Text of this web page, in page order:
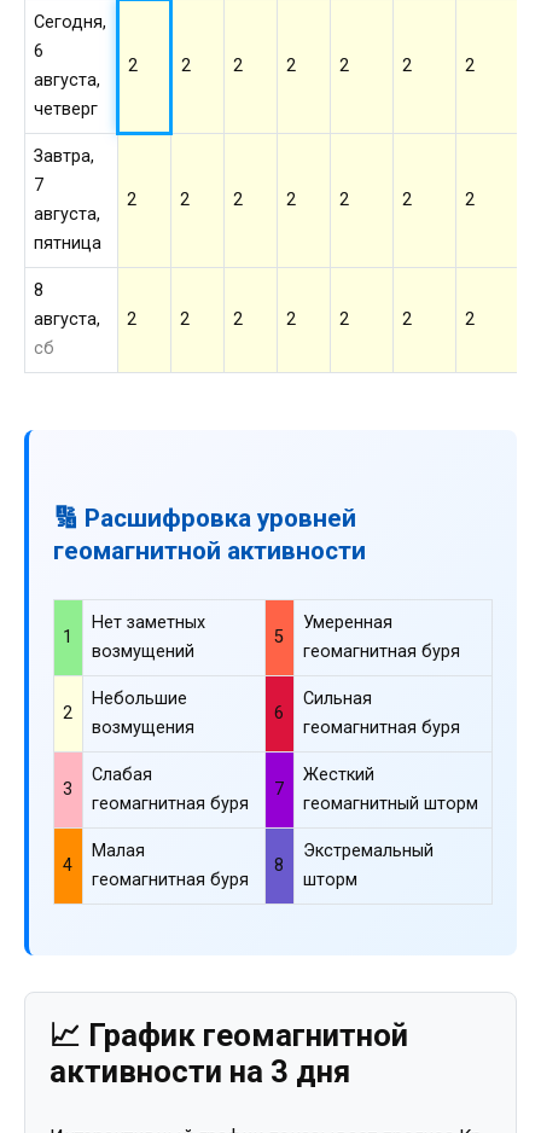
Сегодня,
6
августа,
четверг
2 2 2 2 2 2 2
Завтра,
7
августа,
пятница
2 2 2 2 2 2 2
8
августа,
сб
2 2 2 2 2 2 2
🔢 Расшифровка уровней
геомагнитной активности
1
Нет заметных
возмущений
5
Умеренная
геомагнитная буря
2
Небольшие
возмущения
6
Сильная
геомагнитная буря
3
Слабая
геомагнитная буря
7
Жесткий
геомагнитный шторм
4
Малая
геомагнитная буря
8
Экстремальный
шторм
📈 График геомагнитной
активности на 3 дня